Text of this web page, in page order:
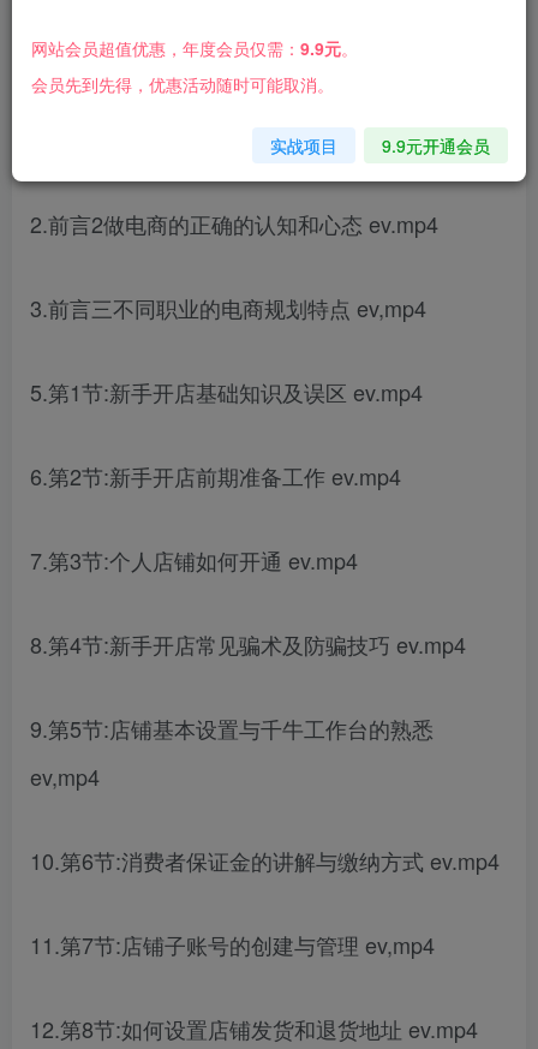
课程内容：
1.前言一可复制的电商之路 ev.mp4
2.前言2做电商的正确的认知和心态 ev.mp4
3.前言三不同职业的电商规划特点 ev,mp4
5.第1节:新手开店基础知识及误区 ev.mp4
6.第2节:新手开店前期准备工作 ev.mp4
7.第3节:个人店铺如何开通 ev.mp4
8.第4节:新手开店常见骗术及防骗技巧 ev.mp4
9.第5节:店铺基本设置与千牛工作台的熟悉
ev,mp4
10.第6节:消费者保证金的讲解与缴纳方式 ev.mp4
11.第7节:店铺子账号的创建与管理 ev,mp4
12.第8节:如何设置店铺发货和退货地址 ev.mp4
网站会员超值优惠，年度会员仅需： 9.9元。
会员先到先得，优惠活动随时可能取消。
实战项目 9.9元开通会员